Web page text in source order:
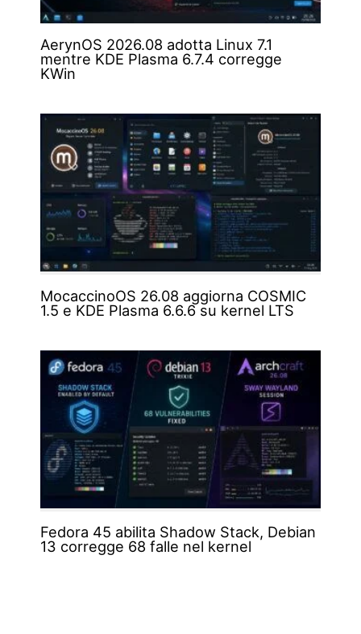
AerynOS 2026.08 adotta Linux 7.1
mentre KDE Plasma 6.7.4 corregge
KWin
MocaccinoOS 26.08 aggiorna COSMIC
1.5 e KDE Plasma 6.6.6 su kernel LTS
Fedora 45 abilita Shadow Stack, Debian
13 corregge 68 falle nel kernel